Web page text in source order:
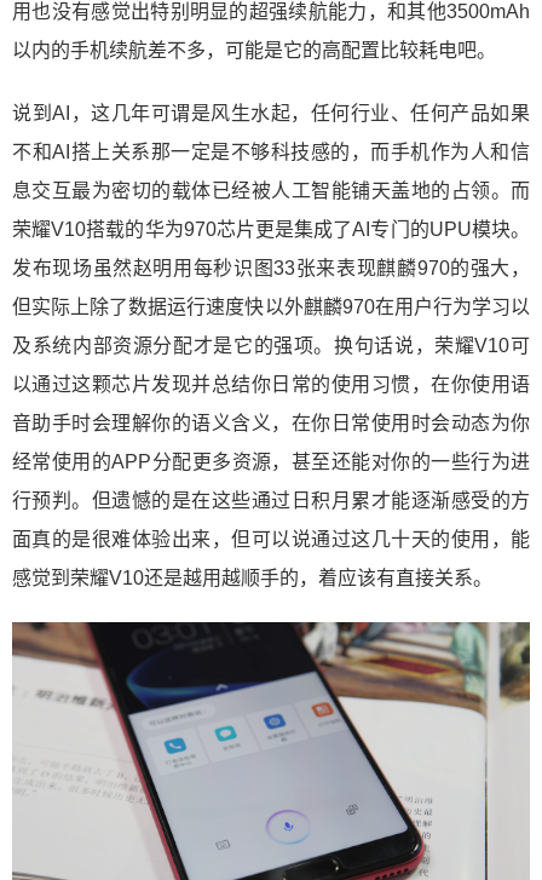
用也没有感觉出特别明显的超强续航能力，和其他3500mAh
以内的手机续航差不多，可能是它的高配置比较耗电吧。
说到AI，这几年可谓是风生水起，任何行业、任何产品如果
不和AI搭上关系那一定是不够科技感的，而手机作为人和信
息交互最为密切的载体已经被人工智能铺天盖地的占领。而
荣耀V10搭载的华为970芯片更是集成了AI专门的UPU模块。
发布现场虽然赵明用每秒识图33张来表现麒麟970的强大，
但实际上除了数据运行速度快以外麒麟970在用户行为学习以
及系统内部资源分配才是它的强项。换句话说，荣耀V10可
以通过这颗芯片发现并总结你日常的使用习惯，在你使用语
音助手时会理解你的语义含义，在你日常使用时会动态为你
经常使用的APP分配更多资源，甚至还能对你的一些行为进
行预判。但遗憾的是在这些通过日积月累才能逐渐感受的方
面真的是很难体验出来，但可以说通过这几十天的使用，能
感觉到荣耀V10还是越用越顺手的，着应该有直接关系。